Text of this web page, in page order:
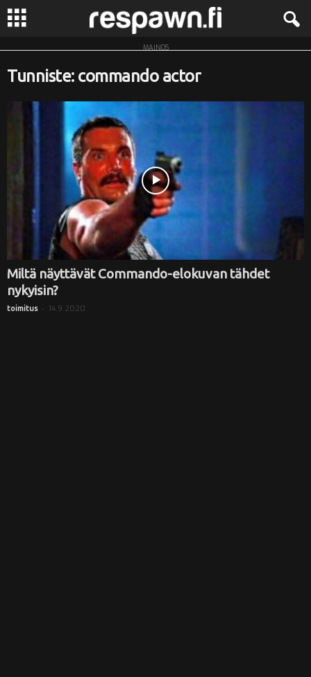
R
MAINOS
Tunniste: commando actor
Miltä näyttävät Commando-elokuvan tähdet
nykyisin?
toimitus - 14.9.2020